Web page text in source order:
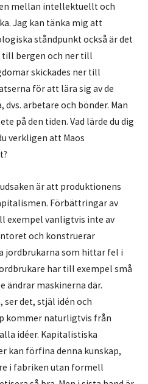
mellan intellektuellt och
Jag kan tänka mig att
ståndpunkt också är det
bergen och ner till
skickades ner till
för att lära sig av de
arbetare och bönder. Man
på den tiden. Vad lärde du dig
verkligen att Maos
är att produktionens
Förbättringar av
exempel vanligtvis inte av
och konstruerar
jordbrukarna som hittar fel i
har till exempel små
ändrar maskinerna där.
ser det, stjäl idén och
kommer naturligtvis från
idéer. Kapitalistiska
kan förfina denna kunskap,
i fabriken utan formell